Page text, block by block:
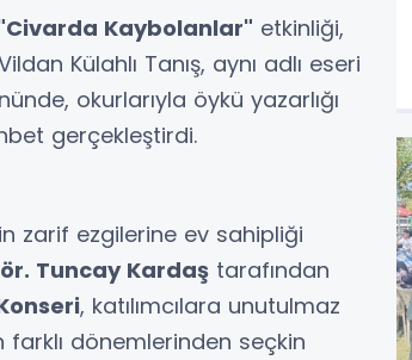
Kaybolanlar" etkinliği,
Külahlı Tanış, aynı adlı eseri
okurlarıyla öykü yazarlığı
gerçekleştirdi.
zarif ezgilerine ev sahipliği
Tuncay Kardaş tarafından
, katılımcılara unutulmaz
dönemlerinden seçkin